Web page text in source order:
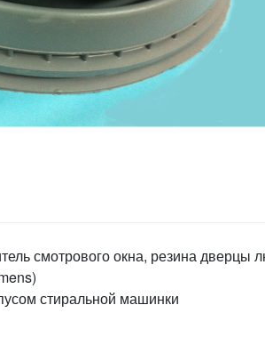
смотрового окна, резина дверцы
стиральной машинки